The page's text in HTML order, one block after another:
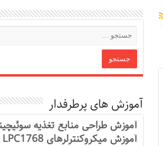
آموزش های پرطرفدار
آموزش طراحی منابع تغذیه
آموزش میکروکنترلرهای LPC1768